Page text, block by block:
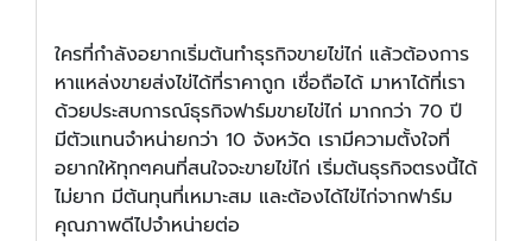
ใครที่กำลังอยากเริ่มต้นทำธุรกิจขายไข่ไก่ แล้วต้องการ
หาแหล่งขายส่งไข่ได้ที่ราคาถูก เชื่อถือได้ มาหาได้ที่เรา
ด้วยประสบการณ์ธุรกิจฟาร์มขายไข่ไก่ มากกว่า 70 ปี
มีตัวแทนจำหน่ายกว่า 10 จังหวัด เรามีความตั้งใจที่
อยากให้ทุกๆคนที่สนใจจะขายไข่ไก่ เริ่มต้นธุรกิจตรงนี้ได้
ไม่ยาก มีต้นทุนที่เหมาะสม และต้องได้ไข่ไก่จากฟาร์ม
คุณภาพดีไปจำหน่ายต่อ